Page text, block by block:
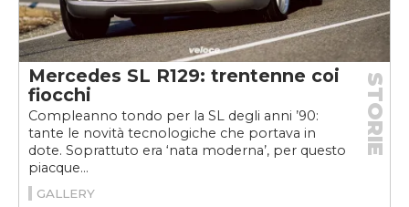
Mercedes SL R129: trentenne coi
fiocchi
Compleanno tondo per la SL degli anni ’90:
tante le novità tecnologiche che portava in
dote. Soprattuto era ‘nata moderna’, per questo
piacque...
STORIE
GALLERY